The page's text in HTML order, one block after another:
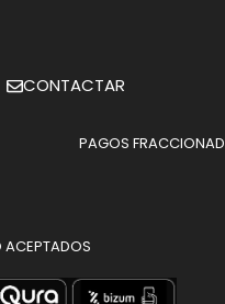
CONTACTAR
PAGOS
ACEPTADOS